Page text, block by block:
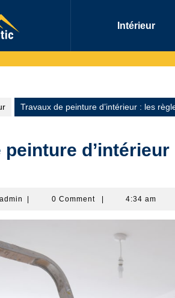
Intérieur
Travaux de peinture d’intérieur : les
peinture
admin admin 0 Comment 4:34 am